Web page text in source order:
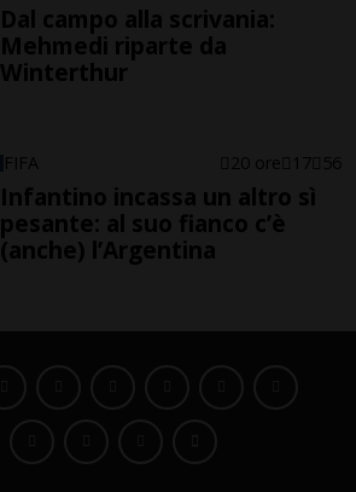
Dal campo alla scrivania:
Mehmedi riparte da
Winterthur
FIFA 20 ore 17 56
Infantino incassa un altro sì
pesante: al suo fianco c’è
(anche) l’Argentina